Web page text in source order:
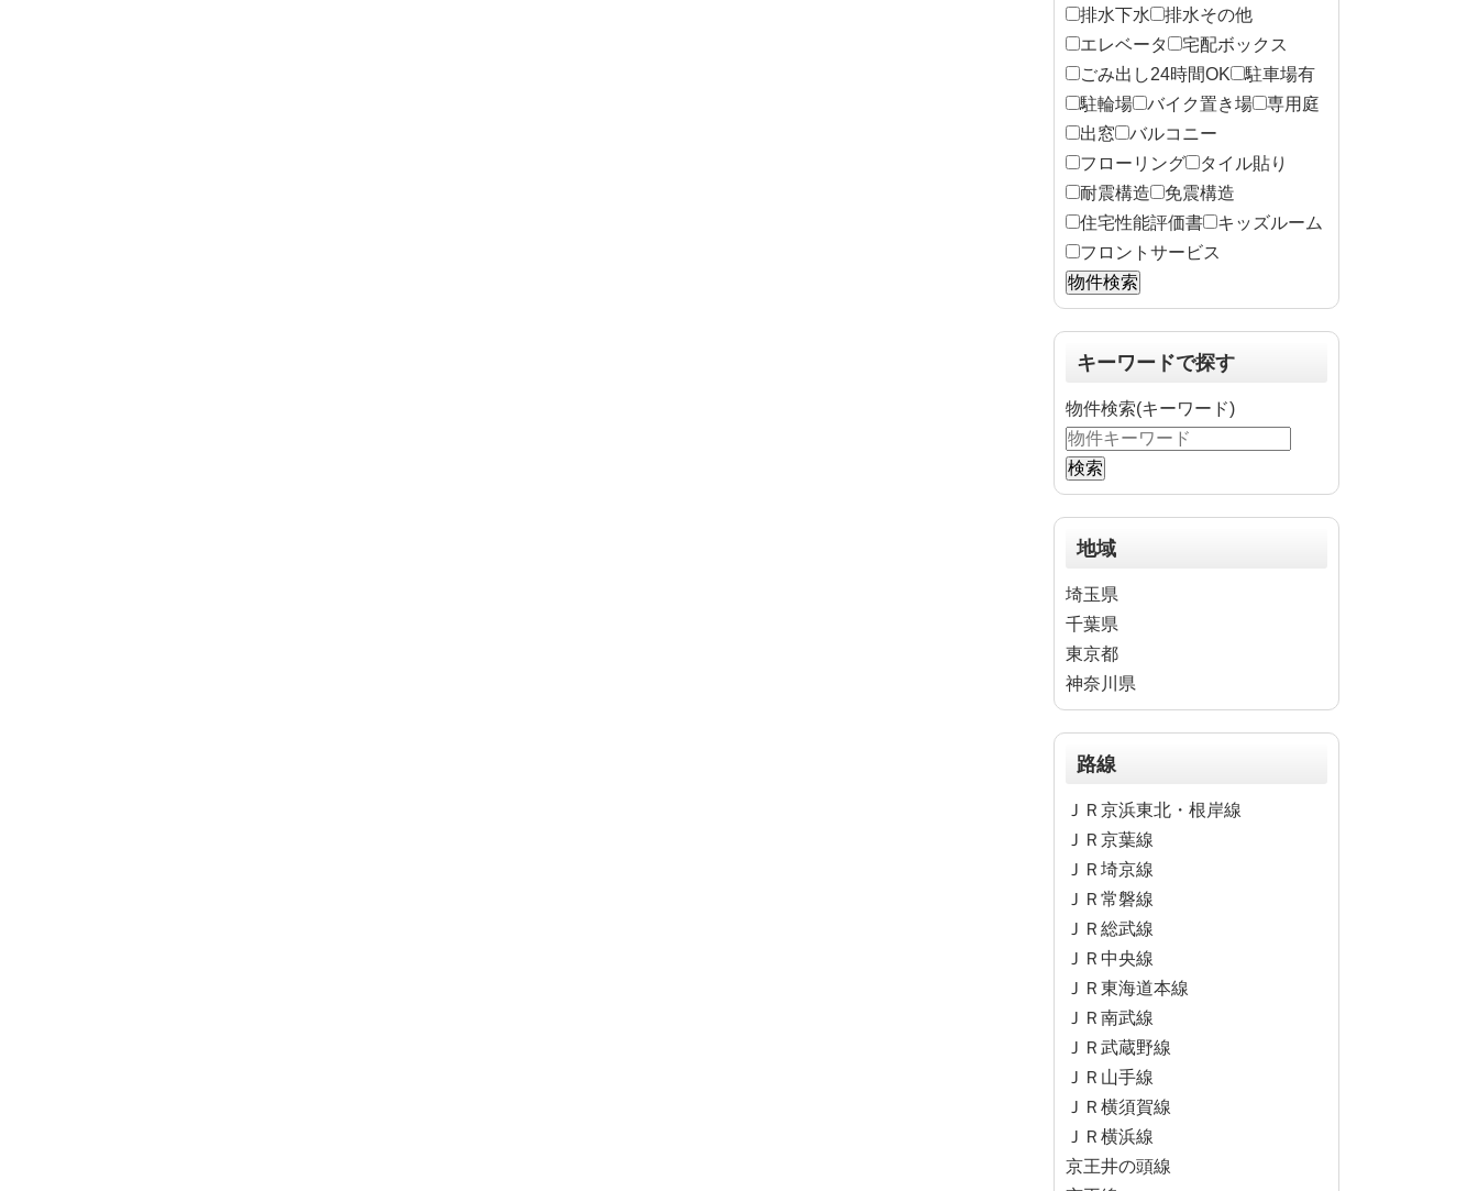
排水下水
排水その他
エレベータ
宅配ボックス
ごみ出し24時間OK
駐車場有
駐輪場
バイク置き場
専用庭
出窓
バルコニー
フローリング
タイル貼り
耐震構造
免震構造
住宅性能評価書
キッズルーム
フロントサービス
キーワードで探す
物件検索(キーワード)
地域
埼玉県
千葉県
東京都
神奈川県
路線
ＪＲ京浜東北・根岸線
ＪＲ京葉線
ＪＲ埼京線
ＪＲ常磐線
ＪＲ総武線
ＪＲ中央線
ＪＲ東海道本線
ＪＲ南武線
ＪＲ武蔵野線
ＪＲ山手線
ＪＲ横須賀線
ＪＲ横浜線
京王井の頭線